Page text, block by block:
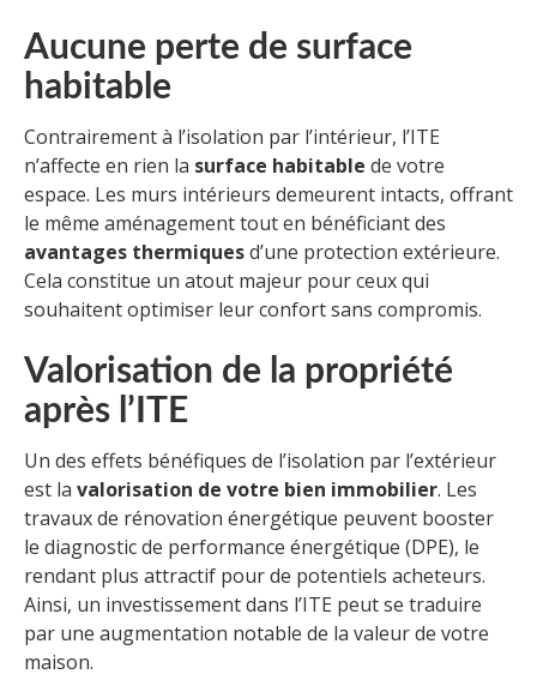
Aucune perte de surface
habitable
Contrairement à l’isolation par l’intérieur, l’ITE
n’affecte en rien la surface habitable de votre
espace. Les murs intérieurs demeurent intacts, offrant
le même aménagement tout en bénéficiant des
avantages thermiquesd’une protection extérieure.
Cela constitue un atout majeur pour ceux qui
souhaitent optimiser leur confort sans compromis.
Valorisation de la propriété
après l’ITE
Un des effets bénéfiques de l’isolation par l’extérieur
est la valorisation de votre bien immobilier. Les
travaux de rénovation énergétique peuvent booster
le diagnostic de performance énergétique (DPE), le
rendant plus attractif pour de potentiels acheteurs.
Ainsi, un investissement dans l’ITE peut se traduire
par une augmentation notable de la valeur de votre
maison.